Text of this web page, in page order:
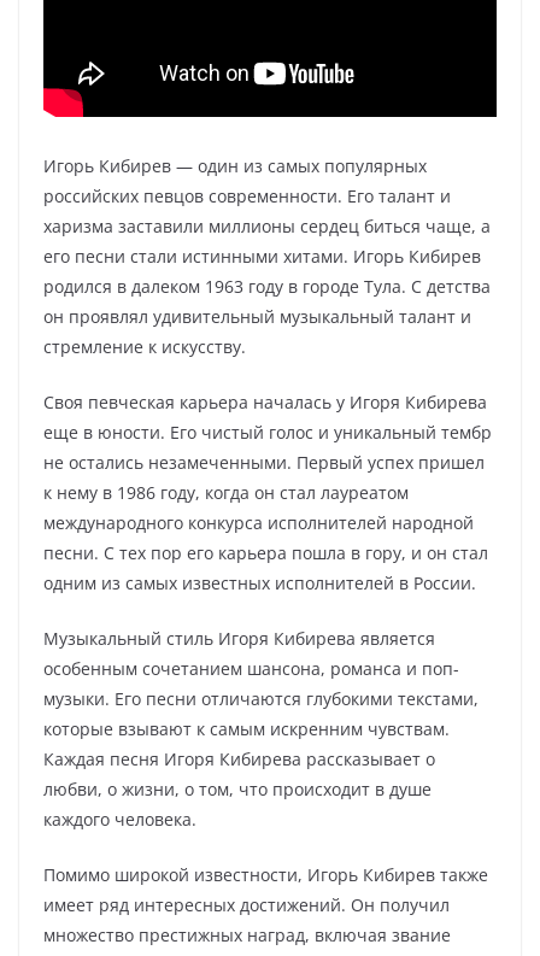
Игорь Кибирев — один из самых популярных
российских певцов современности. Его талант и
харизма заставили миллионы сердец биться чаще, а
его песни стали истинными хитами. Игорь Кибирев
родился в далеком 1963 году в городе Тула. С детства
он проявлял удивительный музыкальный талант и
стремление к искусству.
Своя певческая карьера началась у Игоря Кибирева
еще в юности. Его чистый голос и уникальный тембр
не остались незамеченными. Первый успех пришел
к нему в 1986 году, когда он стал лауреатом
международного конкурса исполнителей народной
песни. С тех пор его карьера пошла в гору, и он стал
одним из самых известных исполнителей в России.
Музыкальный стиль Игоря Кибирева является
особенным сочетанием шансона, романса и поп-
музыки. Его песни отличаются глубокими текстами,
которые взывают к самым искренним чувствам.
Каждая песня Игоря Кибирева рассказывает о
любви, о жизни, о том, что происходит в душе
каждого человека.
Помимо широкой известности, Игорь Кибирев также
имеет ряд интересных достижений. Он получил
множество престижных наград, включая звание